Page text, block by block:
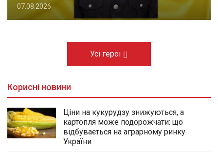
07.08.2026
Усі герої
Корисні новини
Ціни на кукурудзу знижуються, а
картопля може подорожчати: що
відбувається на аграрному ринку
України